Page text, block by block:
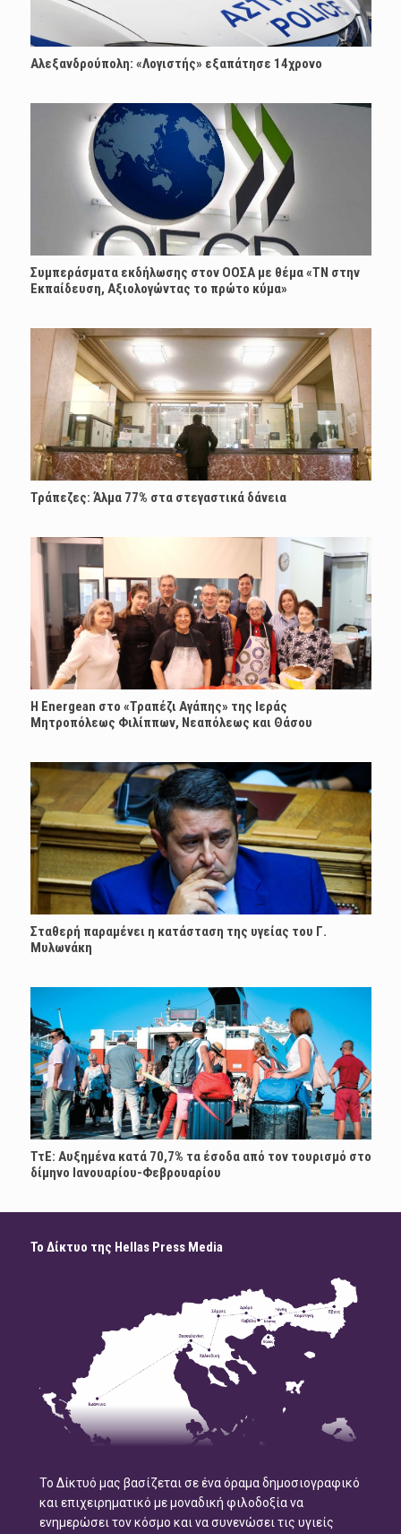
Αλεξανδρούπολη: «Λογιστής» εξαπάτησε 14χρονο
Συμπεράσματα εκδήλωσης στον ΟΟΣΑ με θέμα «ΤΝ στην
Εκπαίδευση, Αξιολογώντας το πρώτο κύμα»
Τράπεζες: Άλμα 77% στα στεγαστικά δάνεια
H Energean στο «Τραπέζι Αγάπης» της Ιεράς
Μητροπόλεως Φιλίππων, Νεαπόλεως και Θάσου
Σταθερή παραμένει η κατάσταση της υγείας του Γ.
Μυλωνάκη
ΤτΕ: Αυξημένα κατά 70,7% τα έσοδα από τον τουρισμό στο
δίμηνο Ιανουαρίου-Φεβρουαρίου
Το Δίκτυο της Hellas Press Media
Το Δίκτυό μας βασίζεται σε ένα όραμα δημοσιογραφικό
και επιχειρηματικό με μοναδική φιλοδοξία να
ενημερώσει τον κόσμο και να συνενώσει τις υγιείς